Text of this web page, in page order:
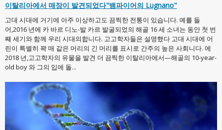
이탈리아에서 매장이 발견되었다"뱀파이어의 Lugnano"
고대 시대에 거기에 아주 이상하고도 끔찍한 전통이 있습니다. 예를 들
어,2016 년에 카 바르 디노-발 카르 발굴되었의 해골 16 세 소녀는 동안 첫 번
째 세기와 함께 우리 시대의합니다. 고고학자들은 설명했다 고대 시대에 어
린이 특별히 꽉 매 같은 머리의 긴 머리를 표시로 간주의 높은 사회니다. 에
2018 년,고고학자의 유물을 발견 더 끔찍한 이탈리아에서—해골의 10-year-
old boy 와 그의 입에 돌...